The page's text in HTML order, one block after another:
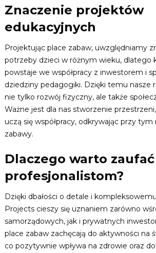
Znaczenie projektów
edukacyjnych
Projektując place zabaw, uwzględniamy
potrzeby dzieci w różnym wieku, dlatego
powstaje we współpracy z inwestorem i
dziedziny pedagogiki. Dzięki temu nasze
nie tylko rozwój fizyczny, ale także
Ważne jest dla nas stworzenie
uczą się współpracy, odkrywając przy tym
zabawy.
Dlaczego warto zaufać
profesjonalistom?
Dzięki dbałości o detale i
Projects cieszy się uznaniem zarówno
samorządowych, jak i prywatnych
place zabaw zachęcają do aktywności na
co pozytywnie wpływa na zdrowie oraz